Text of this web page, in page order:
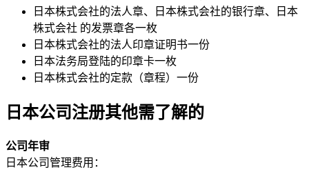
日本株式会社的法人章、日本株式会社的银行章、日本
株式会社 的发票章各一枚
日本株式会社的法人印章证明书一份
日本法务局登陆的印章卡一枚
日本株式会社的定款（章程）一份
日本公司注册其他需了解的
公司年审
日本公司管理费用：